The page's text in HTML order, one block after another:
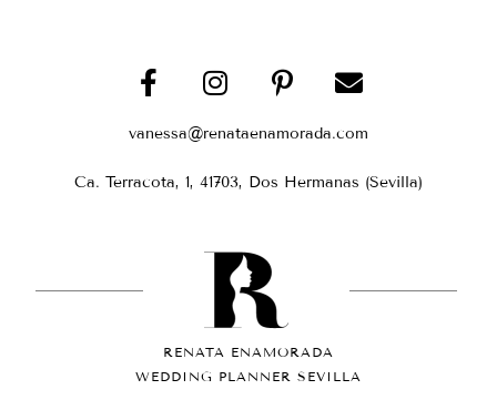
vanessa@renataenamorada.com
Ca. Terracota, 1, 41703, Dos Hermanas (Sevilla)
RENATA ENAMORADA
WEDDING PLANNER SEVILLA